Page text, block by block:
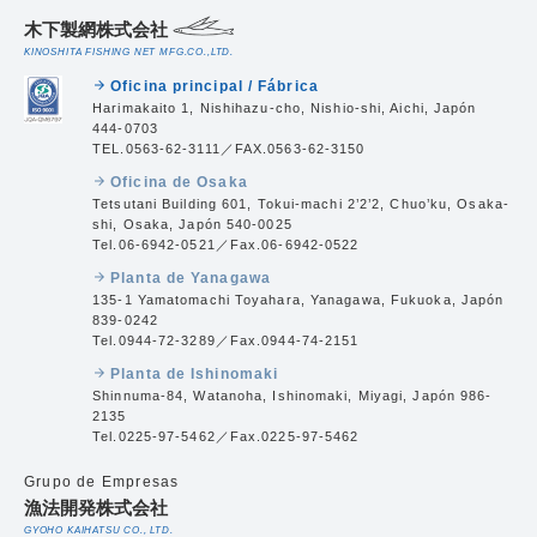
木下製網株式会社
KINOSHITA FISHING NET MFG.CO.,LTD.
arrow_forward Oficina principal / Fábrica
Harimakaito 1, Nishihazu-cho, Nishio-shi, Aichi, Japón
444-0703
TEL.0563-62-3111／FAX.0563-62-3150
arrow_forward Oficina de Osaka
Tetsutani Building 601, Tokui-machi 2’2’2, Chuo’ku, Osaka-
shi, Osaka, Japón 540-0025
Tel.06-6942-0521／Fax.06-6942-0522
arrow_forward Planta de Yanagawa
135-1 Yamatomachi Toyahara, Yanagawa, Fukuoka, Japón
839-0242
Tel.0944-72-3289／Fax.0944-74-2151
arrow_forward Planta de Ishinomaki
Shinnuma-84, Watanoha, Ishinomaki, Miyagi, Japón 986-
2135
Tel.0225-97-5462／Fax.0225-97-5462
Grupo de Empresas
漁法開発株式会社
GYOHO KAIHATSU CO., LTD.